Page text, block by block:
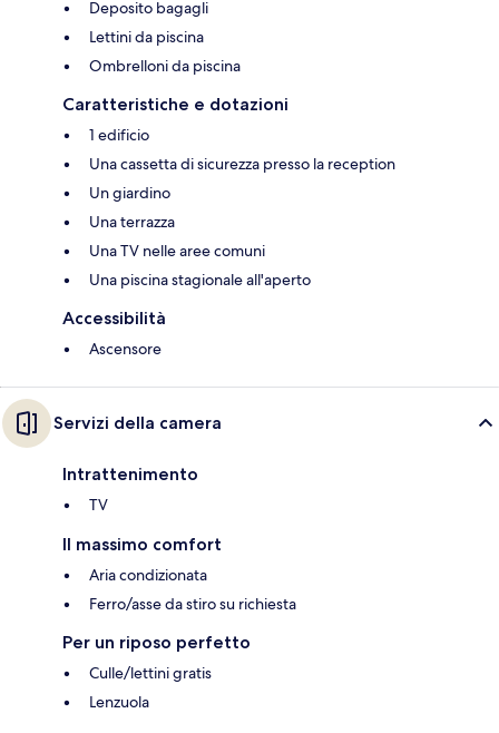
Deposito bagagli
Lettini da piscina
Ombrelloni da piscina
Caratteristiche e dotazioni
1 edificio
Una cassetta di sicurezza presso la reception
Un giardino
Una terrazza
Una TV nelle aree comuni
Una piscina stagionale all'aperto
Accessibilità
Ascensore
Servizi della camera
Intrattenimento
TV
Il massimo comfort
Aria condizionata
Ferro/asse da stiro su richiesta
Per un riposo perfetto
Culle/lettini gratis
Lenzuola